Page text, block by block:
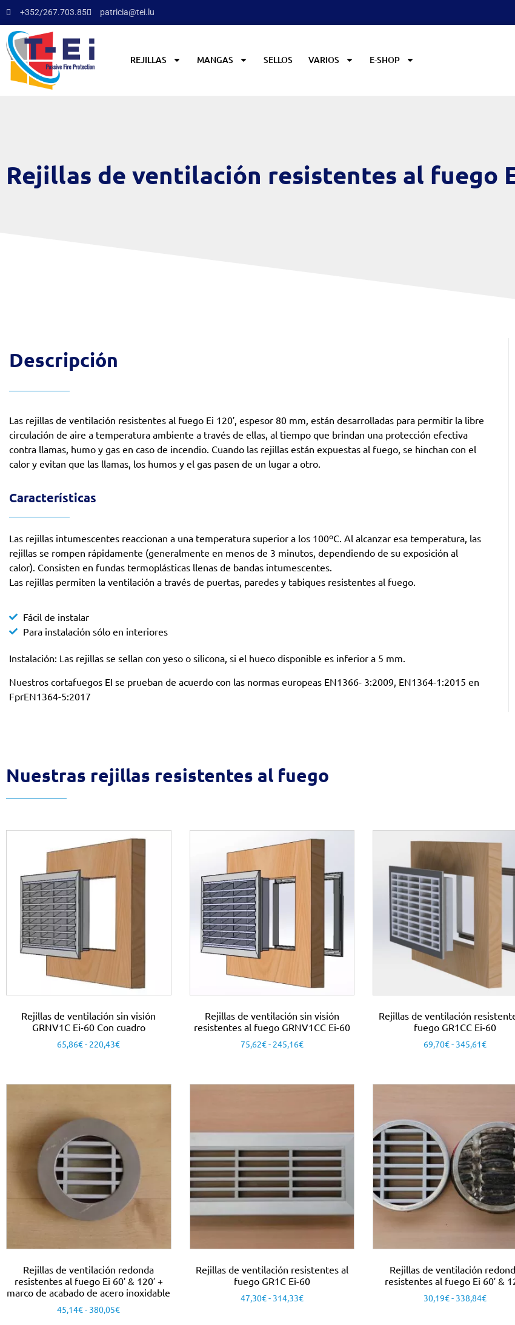
+352/267.703.85 patricia@tei.lu
REJILLAS MANGAS SELLOS VARIOS E-SHOP
Rejillas de ventilación resistentes al fuego
Descripción
Las rejillas de ventilación resistentes al fuego Ei 120′, espesor 80 mm, están desarrolladas para permitir la libre
circulación de aire a temperatura ambiente a través de ellas, al tiempo que brindan una protección efectiva
contra llamas, humo y gas en caso de incendio. Cuando las rejillas están expuestas al fuego, se hinchan con el
calor y evitan que las llamas, los humos y el gas pasen de un lugar a otro.
Características
Las rejillas intumescentes reaccionan a una temperatura superior a los 100ºC. Al alcanzar esa temperatura, las
rejillas se rompen rápidamente (generalmente en menos de 3 minutos, dependiendo de su exposición al
calor). Consisten en fundas termoplásticas llenas de bandas intumescentes.
Las rejillas permiten la ventilación a través de puertas, paredes y tabiques resistentes al fuego.
Fácil de instalar
Para instalación sólo en interiores
Instalación: Las rejillas se sellan con yeso o silicona, si el hueco disponible es inferior a 5 mm.
Nuestros cortafuegos EI se prueban de acuerdo con las normas europeas EN1366- 3:2009, EN1364-1:2015 en
FprEN1364-5:2017
Nuestras rejillas resistentes al fuego
Rejillas de ventilación sin visión
GRNV1C Ei-60 Con cuadro
65,86€- 220,43€
Rejillas de ventilación sin visión
resistentes al fuego GRNV1CC Ei-60
75,62€- 245,16€
Rejillas de ventilación
fuego GR1CC Ei-60
69,70€- 345,61€
Rejillas de ventilación redonda
resistentes al fuego Ei 60′ & 120′ +
marco de acabado de acero inoxidable
45,14€- 380,05€
Rejillas de ventilación resistentes al
fuego GR1C Ei-60
47,30€- 314,33€
Rejillas de ventilación
resistentes al fuego Ei 60′ &
30,19€- 338,84€